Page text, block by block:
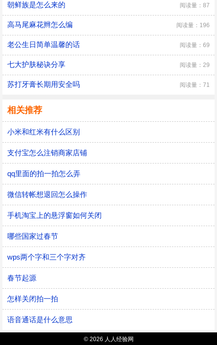
朝鲜族是怎么来的 阅读量：87
高马尾麻花辫怎么编 阅读量：196
老公生日简单温馨的话 阅读量：69
七大护肤秘诀分享 阅读量：29
苏打牙膏长期用安全吗 阅读量：71
相关推荐
小米和红米有什么区别
支付宝怎么注销商家店铺
qq里面的拍一拍怎么弄
微信转帐想退回怎么操作
手机淘宝上的悬浮窗如何关闭
哪些国家过春节
wps两个字和三个字对齐
春节起源
怎样关闭拍一拍
语音通话是什么意思
© 2026 人人经验网